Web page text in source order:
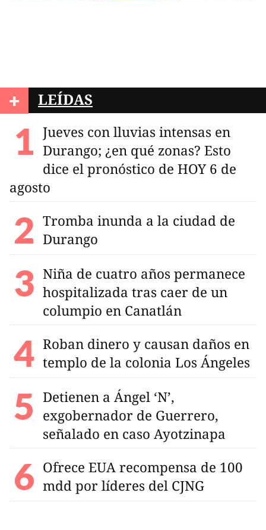
+ LEÍDAS
Jueves con lluvias intensas en
Durango; ¿en qué zonas? Esto
dice el pronóstico de HOY 6 de
agosto
Tromba inunda a la ciudad de
Durango
Niña de cuatro años permanece
hospitalizada tras caer de un
columpio en Canatlán
Roban dinero y causan daños en
templo de la colonia Los Ángeles
Detienen a Ángel ‘N’,
exgobernador de Guerrero,
señalado en caso Ayotzinapa
Ofrece EUA recompensa de 100
mdd por líderes del CJNG